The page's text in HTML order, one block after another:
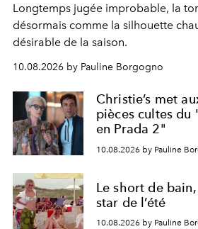
Longtemps jugée improbable, la
désormais comme la silhouette
désirable de la saison.
10.08.2026 by Pauline Borgogno
Christie’s met
pièces cultes du
en Prada 2"
10.08.2026 by Pauline
Le short de
star de l’été
10.08.2026 by Pauline